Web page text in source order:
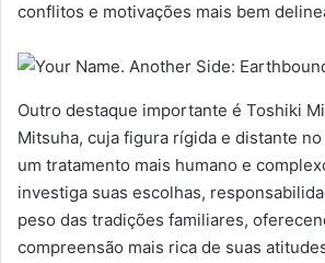
conflitos e motivações mais bem
Outro destaque importante é Toshiki
Mitsuha, cuja figura rígida e distante
um tratamento mais humano e
investiga suas escolhas,
peso das tradições familiares,
compreensão mais rica de suas